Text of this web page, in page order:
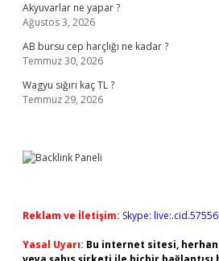
Akyuvarlar ne yapar ?
Ağustos 3, 2026
AB bursu cep harçlığı ne kadar ?
Temmuz 30, 2026
Wagyu sığırı kaç TL ?
Temmuz 29, 2026
Reklam ve İletişim: Skype:
Yasal Uyarı: Bu internet sitesi,